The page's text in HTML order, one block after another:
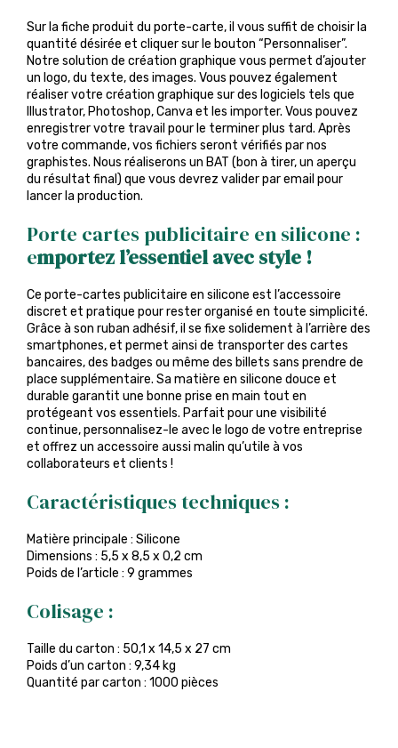
Sur la fiche produit du porte-carte, il vous suffit de choisir la
quantité désirée et cliquer sur le bouton “Personnaliser”.
Notre solution de création graphique vous permet d’ajouter
un logo, du texte, des images. Vous pouvez également
réaliser votre création graphique sur des logiciels tels que
Illustrator, Photoshop, Canva et les importer. Vous pouvez
enregistrer votre travail pour le terminer plus tard. Après
votre commande, vos fichiers seront vérifiés par nos
graphistes. Nous réaliserons un BAT (bon à tirer, un aperçu
du résultat final) que vous devrez valider par email pour
lancer la production.
Porte cartes publicitaire en silicone :
emportez l’essentiel avec style !
Ce porte-cartes publicitaire en silicone est l’accessoire
discret et pratique pour rester organisé en toute simplicité.
Grâce à son ruban adhésif, il se fixe solidement à l’arrière des
smartphones, et permet ainsi de transporter des cartes
bancaires, des badges ou même des billets sans prendre de
place supplémentaire. Sa matière en silicone douce et
durable garantit une bonne prise en main tout en
protégeant vos essentiels. Parfait pour une visibilité
continue, personnalisez-le avec le logo de votre entreprise
et offrez un accessoire aussi malin qu’utile à vos
collaborateurs et clients !
Caractéristiques techniques :
Matière principale : Silicone
Dimensions : 5,5 x 8,5 x 0,2 cm
Poids de l’article : 9 grammes
Colisage :
Taille du carton : 50,1 x 14,5 x 27 cm
Poids d’un carton : 9,34 kg
Quantité par carton : 1000 pièces